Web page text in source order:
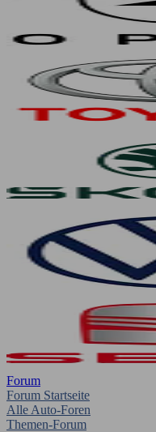
Forum
Forum Startseite
Alle Auto-Foren
Themen-Forum